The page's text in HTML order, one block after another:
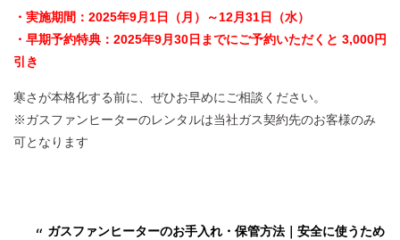
・実施期間：2025年9月1日（月）～12月31日（水）
・早期予約特典：2025年9月30日までにご予約いただくと 3,000円
引き
寒さが本格化する前に、ぜひお早めにご相談ください。
※ガスファンヒーターのレンタルは当社ガス契約先のお客様のみ
可となります
ガスファンヒーターのお手入れ・保管方法｜安全に使うため